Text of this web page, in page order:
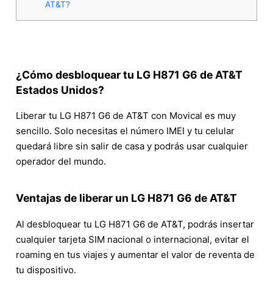
AT&T?
¿Cómo desbloquear tu LG H871 G6 de AT&T
Estados Unidos?
Liberar tu LG H871 G6 de AT&T con Movical es muy
sencillo. Solo necesitas el número IMEI y tu celular
quedará libre sin salir de casa y podrás usar cualquier
operador del mundo.
Ventajas de liberar un LG H871 G6 de AT&T
Al desbloquear tu LG H871 G6 de AT&T, podrás insertar
cualquier tarjeta SIM nacional o internacional, evitar el
roaming en tus viajes y aumentar el valor de reventa de
tu dispositivo.